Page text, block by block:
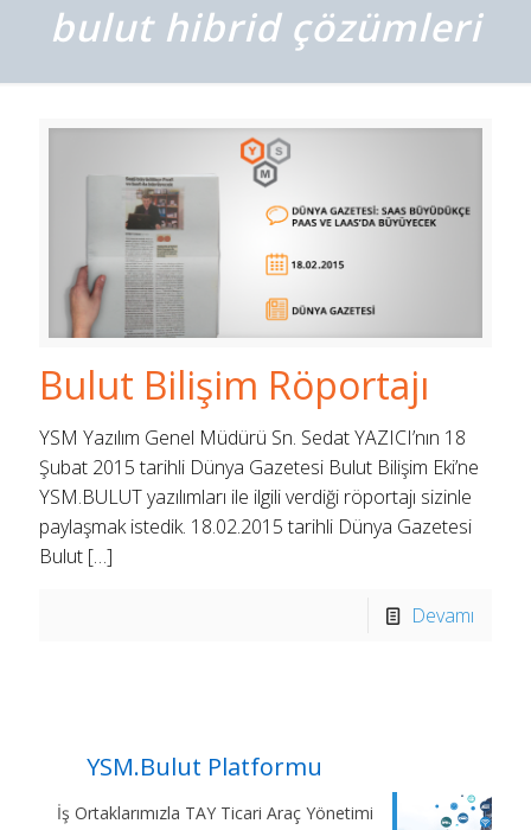
bulut hibrid çözümleri
Bulut Bilişim Röportajı
YSM Yazılım Genel Müdürü Sn. Sedat YAZICI’nın 18
Şubat 2015 tarihli Dünya Gazetesi Bulut Bilişim Eki’ne
YSM.BULUT yazılımları ile ilgili verdiği röportajı sizinle
paylaşmak istedik. 18.02.2015 tarihli Dünya Gazetesi
Bulut […]
Devamı
YSM.Bulut Platformu
İş Ortaklarımızla TAY Ticari Araç Yönetimi